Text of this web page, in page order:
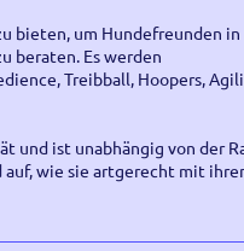
bieten, um Hundefreunden in
beraten. Es werden
Treibball, Hoopers,
und ist unabhängig von der
auf, wie sie artgerecht mit